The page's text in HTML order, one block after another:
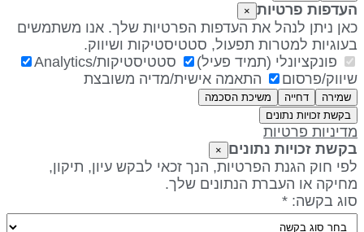
פרטיות ×
ניתן לנהל את העדפות הפרטיות שלך. אנו משתמשים
למטרות תפעול, סטטיסטיקות ושיווק.
פונקציונלי (תמיד פעיל)
סטטיסטיקות/Analytics
פרסום
התאמה אישית/מדיה משובצת
שמירה דחייה
משיכת הסכמה
בקשת זכויות נתונים
פרטיות
זכויות נתונים
חוק הגנת הפרטיות, הנך זכאי לבקש עיון, תיקון,
או העברת הנתונים שלך.
בקשה: *